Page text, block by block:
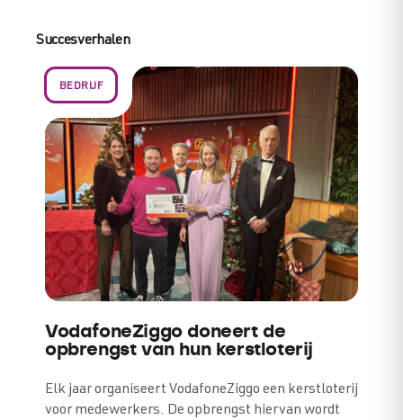
Succesverhalen
VodafoneZiggo doneert de
opbrengst van hun kerstloterij
BEDRIJF
Elk jaar organiseert VodafoneZiggo een kerstloterij
voor medewerkers. De opbrengst hiervan wordt